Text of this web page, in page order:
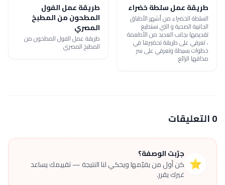
طريقة عمل سلطة خضراء
السلطة الخضراء من أشهر الأطباق
الجانبية الصحية و التي نستطيع
تقديمها بجانب العديد من الأطعمة
، تعرفي على طريقة تحضيرها في
خطوات بسيطة وتعرفي على سر
مذاقها الرائع
طريقة عمل الفول
المطحون من المطبخ
المصري
طريقة عمل الفول المطحون من
المطبخ المصري
0 التعليقات
⭐
جرّبت الوصفة؟
كن أول من يقيّمها ويحكي لنا النتيجة — تقييمك يساعد
غيرك يقرر.